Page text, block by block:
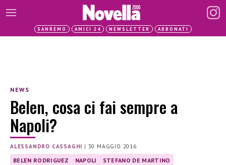
SANREMO AMICI 24 NEWSLETTER ABBONATI
NEWS
Belen, cosa ci fai sempre a
Napoli?
ALESSANDRO CASSAGHI | 30 MAGGIO 2016
BELEN RODRIGUEZ NAPOLI STEFANO DE MARTINO